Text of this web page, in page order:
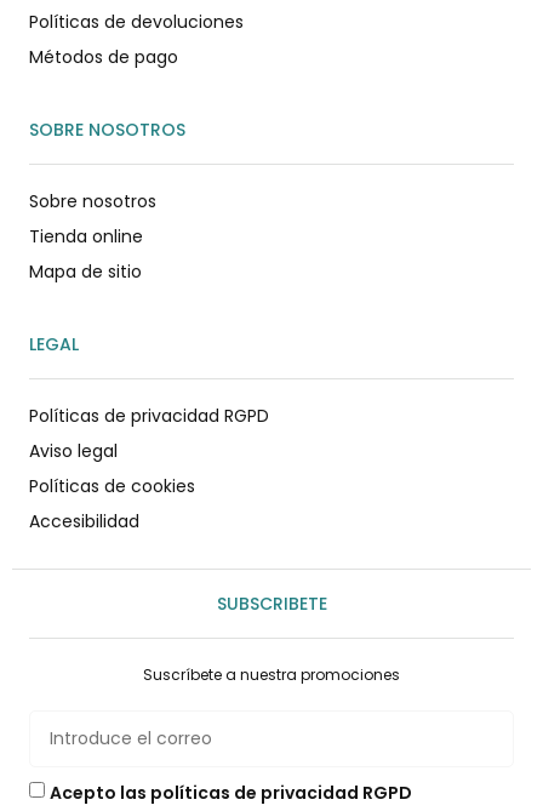
Políticas de devoluciones
Métodos de pago
SOBRE NOSOTROS
Sobre nosotros
Tienda online
Mapa de sitio
LEGAL
Políticas de privacidad RGPD
Aviso legal
Políticas de cookies
Accesibilidad
SUBSCRIBETE
Suscríbete a nuestra promociones
Acepto las políticas de privacidad RGPD